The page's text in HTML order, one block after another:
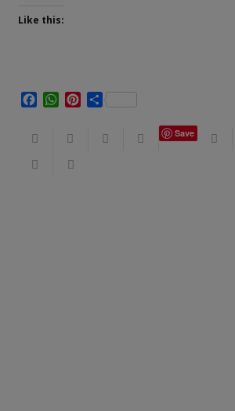
Like this:
Facebook
WhatsApp
Pinterest
Share
Save